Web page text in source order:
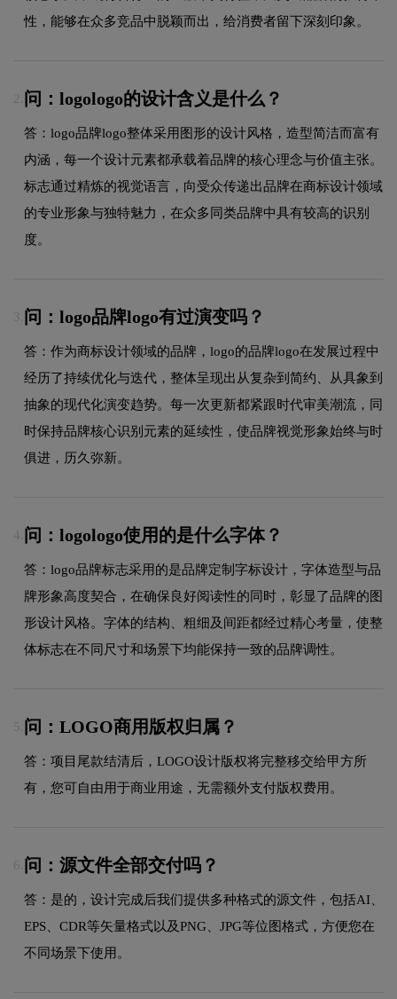
性，能够在众多竞品中脱颖而出，给消费者留下深刻印象。
2. 问：logologo的设计含义是什么？
答：logo品牌logo整体采用图形的设计风格，造型简洁而富有
内涵，每一个设计元素都承载着品牌的核心理念与价值主张。
标志通过精炼的视觉语言，向受众传递出品牌在商标设计领域
的专业形象与独特魅力，在众多同类品牌中具有较高的识别
度。
3. 问：logo品牌logo有过演变吗？
答：作为商标设计领域的品牌，logo的品牌logo在发展过程中
经历了持续优化与迭代，整体呈现出从复杂到简约、从具象到
抽象的现代化演变趋势。每一次更新都紧跟时代审美潮流，同
时保持品牌核心识别元素的延续性，使品牌视觉形象始终与时
俱进，历久弥新。
4. 问：logologo使用的是什么字体？
答：logo品牌标志采用的是品牌定制字标设计，字体造型与品
牌形象高度契合，在确保良好阅读性的同时，彰显了品牌的图
形设计风格。字体的结构、粗细及间距都经过精心考量，使整
体标志在不同尺寸和场景下均能保持一致的品牌调性。
5. 问：LOGO商用版权归属？
答：项目尾款结清后，LOGO设计版权将完整移交给甲方所
有，您可自由用于商业用途，无需额外支付版权费用。
6. 问：源文件全部交付吗？
答：是的，设计完成后我们提供多种格式的源文件，包括AI、
EPS、CDR等矢量格式以及PNG、JPG等位图格式，方便您在
不同场景下使用。